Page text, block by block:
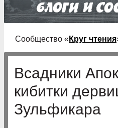
Сообщество « Круг чтения
Всадники
кибитки
Зульфикара